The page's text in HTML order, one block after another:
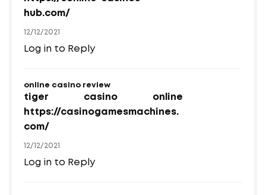
hub.com/
12/12/2021
Log in to Reply
online casino review
tiger casino online
https://casinogamesmachines.
com/
12/12/2021
Log in to Reply